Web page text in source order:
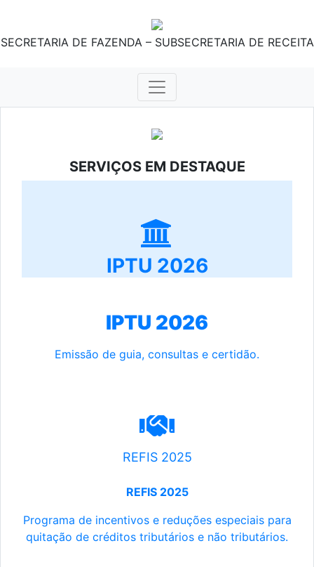
SECRETARIA DE FAZENDA – SUBSECRETARIA DE RECEITA
SERVIÇOS EM DESTAQUE
IPTU 2026
IPTU 2026
Emissão de guia, consultas e certidão.
REFIS 2025
REFIS 2025
Programa de incentivos e reduções especiais para
quitação de créditos tributários e não tributários.